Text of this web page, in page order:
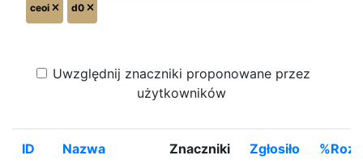
ceoi d0
Uwzględnij znaczniki proponowane przez
użytkowników
ID Nazwa Znaczniki Zgłosiło